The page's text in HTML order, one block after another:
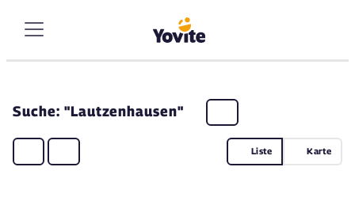
Suche: "Lautzenhausen"
Liste Karte